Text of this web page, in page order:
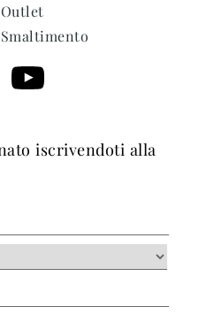
Outlet
Smaltimento